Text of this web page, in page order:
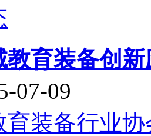
教育装备创
07-09
育装备行业